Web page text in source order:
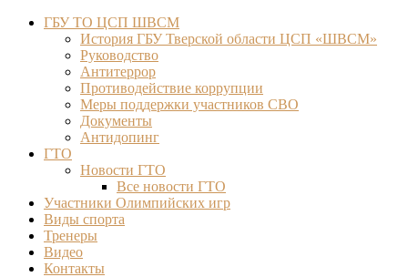
ГБУ ТО ЦСП ШВСМ
История ГБУ Тверской области ЦСП «ШВСМ»
Руководство
Антитеррор
Противодействие коррупции
Меры поддержки участников СВО
Документы
Антидопинг
ГТО
Новости ГТО
Все новости ГТО
Участники Олимпийских игр
Виды спорта
Тренеры
Видео
Контакты